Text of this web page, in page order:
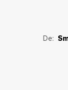
De: